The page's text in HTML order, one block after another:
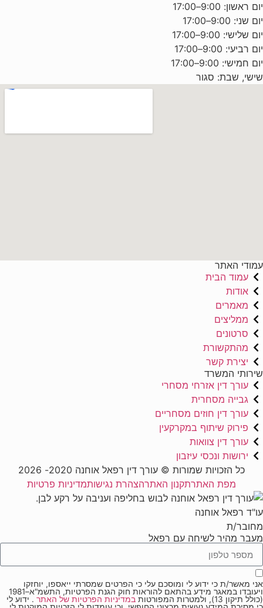
יום ראשון: 9:00–17:00
יום שני: 9:00–17:00
יום שלישי: 9:00–17:00
יום רביעי: 9:00–17:00
יום חמישי: 9:00–17:00
שישי, שבת: סגור
עמודי האתר
עמוד הבית
אודות
מאמרים
ממליצים
סרטונים
מהתקשורת
יצירת קשר
שירותי המשרד
עורך דין אזרחי מסחרי
גבייה מסחרית
עורך דין חוזים מסחריים
פירוק שיתוף במקרקעין
עורך דין צוואות
ירושות ונכסי עיזבון
כל הזכויות שמורות © עורך דין רפאל אוחנה 2020- 2026
מפת האתרתקנון האתרהצהרת נגישותמדיניות פרטיות
עו"ד רפאל אוחנה
מחובר/ת
מעבר מהיר לשיחה עם רפאל
אני מאשר/ת כי ידוע לי ומוסכם עלי כי הפרטים שמסרתי ייאספו, יוחזקו
ויעובדו במאגר מידע בהתאם להוראות חוק הגנת הפרטיות, התשמ"א–1981
(כולל תיקון 13), ולמטרות המפורטות
במדיניות הפרטיות של האתר . ידוע לי